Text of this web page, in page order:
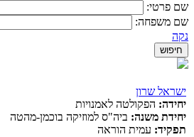
שם פרטי:
שם משפחה:
נקה
ישראל שרון
יחידה: הפקולטה לאמנויות
יחידת משנה: ביה"ס למוזיקה בוכמן-מהטה
תפקיד: עמית הוראה